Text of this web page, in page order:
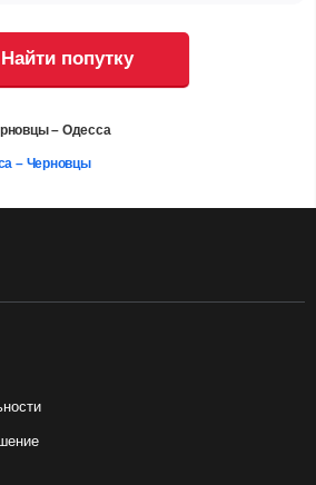
Найти попутку
– Одесса
– Черновцы